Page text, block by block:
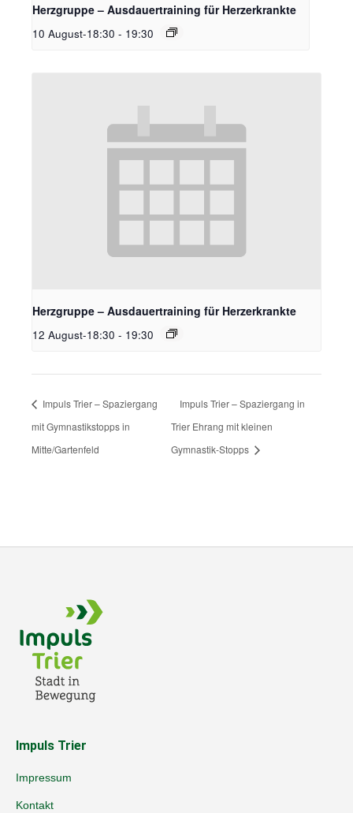
Herzgruppe – Ausdauertraining für Herzerkrankte
10 August-18:30 - 19:30
Herzgruppe – Ausdauertraining für Herzerkrankte
12 August-18:30 - 19:30
Impuls Trier – Spaziergang
mit Gymnastikstopps in
Mitte/Gartenfeld
Impuls Trier – Spaziergang in
Trier Ehrang mit kleinen
Gymnastik-Stopps
Impuls Trier
Impressum
Kontakt